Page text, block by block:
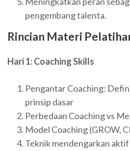
pengembang talenta.
Rincian Materi
Hari 1: Coaching Skills
Pengantar Coaching:
prinsip dasar
Perbedaan Coaching vs
Model Coaching (GROW,
Teknik mendengarkan